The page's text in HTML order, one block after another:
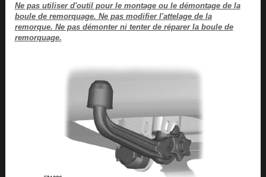
Ne pas utiliser d'outil pour le montage ou le démontage de la
boule de remorquage. Ne pas modifier l'attelage de la
remorque. Ne pas démonter ni tenter de réparer la boule de
remorquage.